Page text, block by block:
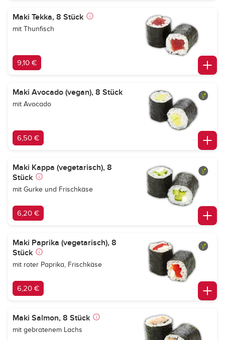
Maki Tekka, 8 Stück
mit Thunfisch
9,10 €
Maki Avocado (vegan), 8 Stück
mit Avocado
6,50 €
Maki Kappa (vegetarisch), 8
Stück
mit Gurke und Frischkäse
6,20 €
Maki Paprika (vegetarisch), 8
Stück
mit roter Paprika, Frischkäse
6,20 €
Maki Salmon, 8 Stück
mit gebratenem Lachs